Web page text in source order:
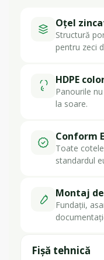
Oțel
Structură
pentru zeci
HDPE
Panourile
la soare.
Conform
Toate
standardul
Montaj
Fundații,
Fișă tehnică